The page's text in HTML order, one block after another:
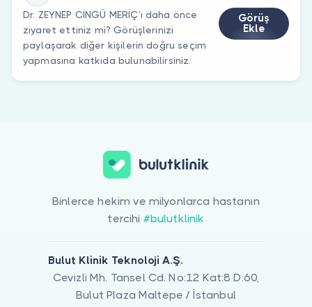
Dr. ZEYNEP CİNGÜ MERİÇ’ı daha önce
ziyaret ettiniz mi? Görüşlerinizi
paylaşarak diğer kişilerin doğru seçim
yapmasına katkıda bulunabilirsiniz.
Görüş
Ekle
Binlerce hekim ve milyonlarca hastanın
tercihi #bulutklinik
Bulut Klinik Teknoloji A.Ş.
Cevizli Mh. Tansel Cd. No:12 Kat:8 D:60,
Bulut Plaza Maltepe / İstanbul